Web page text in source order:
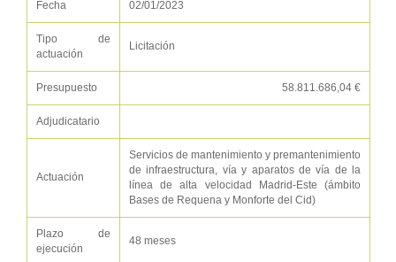
Fecha 02/01/2023
Tipo de
actuación
Licitación
Presupuesto 58.811.686,04 €
Adjudicatario
Actuación
Servicios de mantenimiento y premantenimiento
de infraestructura, vía y aparatos de vía de la
línea de alta velocidad Madrid-Este (ámbito
Bases de Requena y Monforte del Cid)
Plazo de
ejecución
48 meses